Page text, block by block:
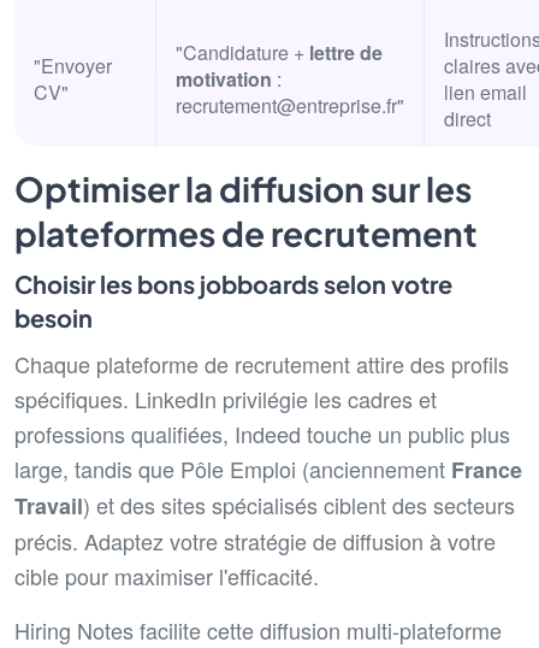
"Envoyer
CV"
"Candidature + lettre de
motivation :
recrutement@entreprise.fr"
claires
lien email
direct
Optimiser la diffusion sur les
plateformes de recrutement
Choisir les bons jobboards selon votre
besoin
Chaque plateforme de recrutement attire des profils
spécifiques. LinkedIn privilégie les cadres et
professions qualifiées, Indeed touche un public plus
large, tandis que Pôle Emploi (anciennement France
Travail) et des sites spécialisés ciblent des secteurs
précis. Adaptez votre stratégie de diffusion à votre
cible pour maximiser l'efficacité.
Hiring Notes facilite cette diffusion multi-plateforme